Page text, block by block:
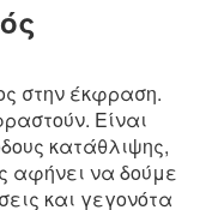
στην έκφραση.
Είναι
κατάθλιψης,
αφήνει να δούμε
και γεγονότα